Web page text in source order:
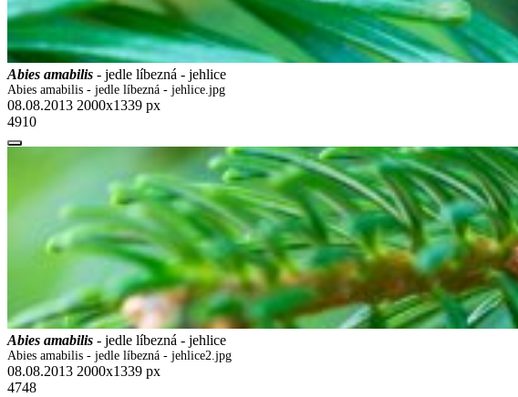
Abies amabilis - jedle líbezná - jehlice
Abies amabilis - jedle líbezná - jehlice.jpg
08.08.2013 2000x1339 px
4910
Abies amabilis - jedle líbezná - jehlice
Abies amabilis - jedle líbezná - jehlice2.jpg
08.08.2013 2000x1339 px
4748